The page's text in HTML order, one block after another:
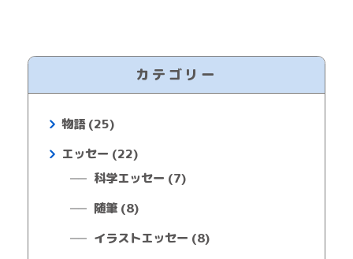
カテゴリー
物語 (25)
エッセー (22)
科学エッセー (7)
随筆 (8)
イラストエッセー (8)